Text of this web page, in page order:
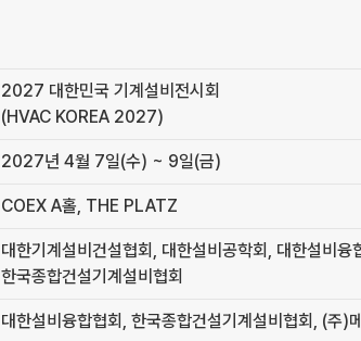
2027 대한민국 기계설비전시회
(HVAC KOREA 2027)
2027년 4월 7일(수) ~ 9일(금)
COEX A홀, THE PLATZ
대한기계설비건설협회, 대한설비공학회, 대한설비융
한국종합건설기계설비협회
대한설비융합협회, 한국종합건설기계설비협회, (주)